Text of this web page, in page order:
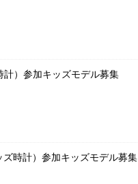
計）参加キッズモデル募集
ズ時計）参加キッズモデル募集